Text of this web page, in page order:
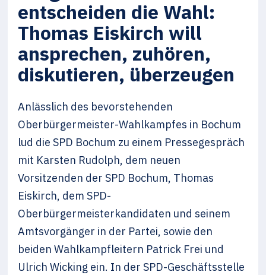
entscheiden die Wahl:
Thomas Eiskirch will
ansprechen, zuhören,
diskutieren, überzeugen
Anlässlich des bevorstehenden
Oberbürgermeister-Wahlkampfes in Bochum
lud die SPD Bochum zu einem Pressegespräch
mit Karsten Rudolph, dem neuen
Vorsitzenden der SPD Bochum, Thomas
Eiskirch, dem SPD-
Oberbürgermeisterkandidaten und seinem
Amtsvorgänger in der Partei, sowie den
beiden Wahlkampfleitern Patrick Frei und
Ulrich Wicking ein. In der SPD-Geschäftsstelle